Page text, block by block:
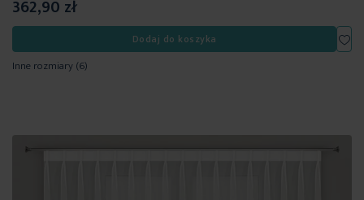
362,90 zł
Dodaj do koszyka
Inne rozmiary(6)